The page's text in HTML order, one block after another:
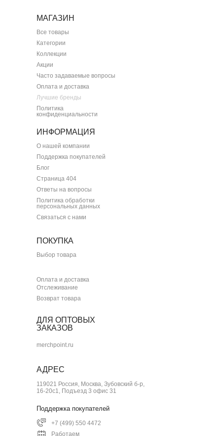
МАГАЗИН
ИНФОРМАЦИЯ
ПОКУПКА
АДРЕС
Все товары
Категории
Коллекции
Акции
Часто задаваемые вопросы
Оплата и доставка
Лучшие бренды
Политика
конфиденциальности
О нашей компании
Поддержка покупателей
Блог
Страница 404
Ответы на вопросы
Политика обработки
персональных данных
Связаться с нами
Выбор товара
Оплата и доставка
Отслеживание
119021 Россия, Москва, Зубовский б-р,
16-20с1, Подъезд 3 офис 31
Поддержка покупателей
+7 (499) 550 4472
Работаем
Возврат товара
ДЛЯ ОПТОВЫХ
ЗАКАЗОВ
merchpoint.ru